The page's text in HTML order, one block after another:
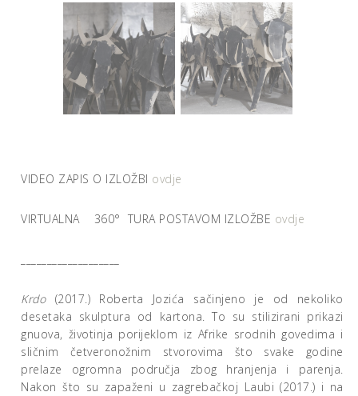
VIDEO ZAPIS O IZLOŽBI ovdje
VIRTUALNA 360° TURA POSTAVOM IZLOŽBE ovdje
Krdo (2017.) Roberta Jozića sačinjeno je od nekoliko
desetaka skulptura od kartona. To su stilizirani prikazi
gnuova, životinja porijeklom iz Afrike srodnih govedima i
sličnim četveronožnim stvorovima što svake godine
prelaze ogromna područja zbog hranjenja i parenja.
Nakon što su zapaženi u zagrebačkoj Laubi (2017.) i na